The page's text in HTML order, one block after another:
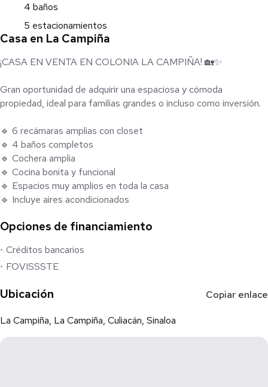
4 baños
5 estacionamientos
Casa en La Campiña
¡CASA EN VENTA EN COLONIA LA CAMPIÑA! 🏡✨
Gran oportunidad de adquirir una espaciosa y cómoda
propiedad, ideal para familias grandes o incluso como inversión.
🔹 6 recámaras amplias con closet
🔹 4 baños completos
🔹 Cochera amplia
🔹 Cocina bonita y funcional
🔹 Espacios muy amplios en toda la casa
🔹 Incluye aires acondicionados
Disfruta de una casa con todo lo que necesitas: comodidad,
📍 Ubicada en Colonia La Campiña
conocerla!
Opciones de financiamiento
Créditos bancarios
FOVISSSTE
Ubicación Copiar enlace
La Campiña, La Campiña, Culiacán, Sinaloa